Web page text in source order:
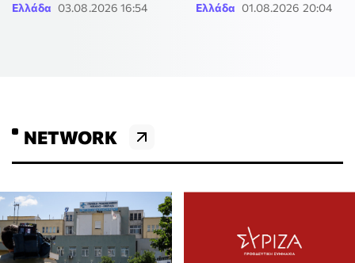
Ελλάδα 03.08.2026 16:54 Ελλάδα 01.08.2026 20:04
NETWORK